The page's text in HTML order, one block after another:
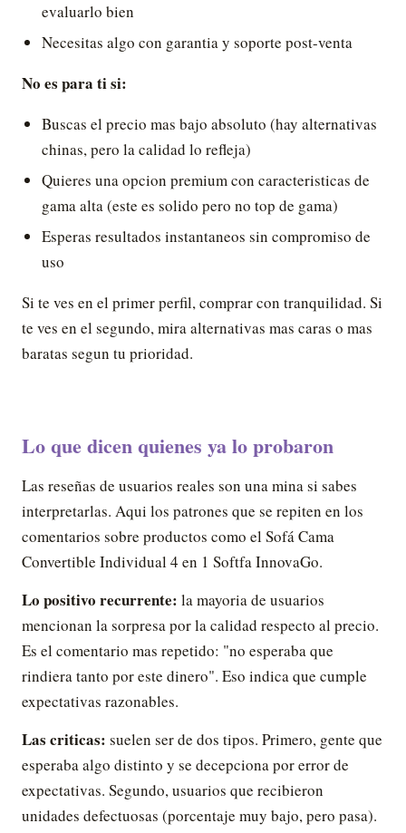
evaluarlo bien
Necesitas algo con garantia y soporte post-venta
No es para ti si:
Buscas el precio mas bajo absoluto (hay alternativas
chinas, pero la calidad lo refleja)
Quieres una opcion premium con caracteristicas de
gama alta (este es solido pero no top de gama)
Esperas resultados instantaneos sin compromiso de
uso
Si te ves en el primer perfil, comprar con tranquilidad. Si
te ves en el segundo, mira alternativas mas caras o mas
baratas segun tu prioridad.
Lo que dicen quienes ya lo probaron
Las reseñas de usuarios reales son una mina si sabes
interpretarlas. Aqui los patrones que se repiten en los
comentarios sobre productos como el Sofá Cama
Convertible Individual 4 en 1 Softfa InnovaGo.
Lo positivo recurrente: la mayoria de usuarios
mencionan la sorpresa por la calidad respecto al precio.
Es el comentario mas repetido: "no esperaba que
rindiera tanto por este dinero". Eso indica que cumple
expectativas razonables.
Las criticas: suelen ser de dos tipos. Primero, gente que
esperaba algo distinto y se decepciona por error de
expectativas. Segundo, usuarios que recibieron
unidades defectuosas (porcentaje muy bajo, pero pasa).